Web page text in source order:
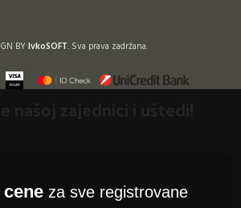
BYIvkoSOFT. Sva prava zadržana.
za sve registrovane